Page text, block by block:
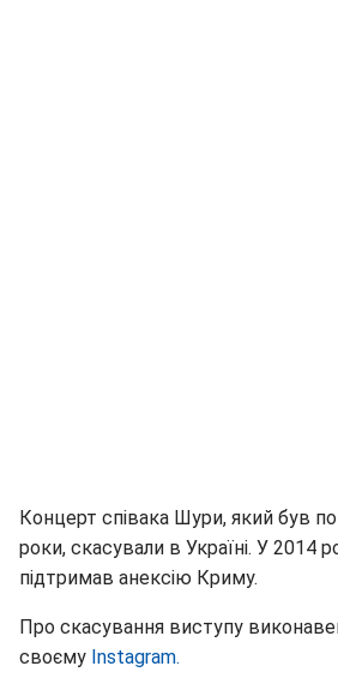
Концерт співака Шури, який був
роки, скасували в Україні. У 2014
підтримав анексію Криму.
Про скасування виступу
своєму Instagram.